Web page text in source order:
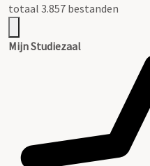
totaal 3.857 bestanden
Mijn Studiezaal